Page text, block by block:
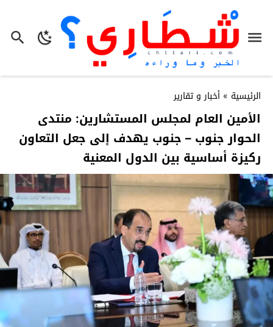
الرئيسية » أخبار و تقارير
الأمين العام لمجلس المستشارين: منتدى
الحوار جنوب – جنوب يهدف إلى جعل التعاون
ركيزة أساسية بين الدول المعنية